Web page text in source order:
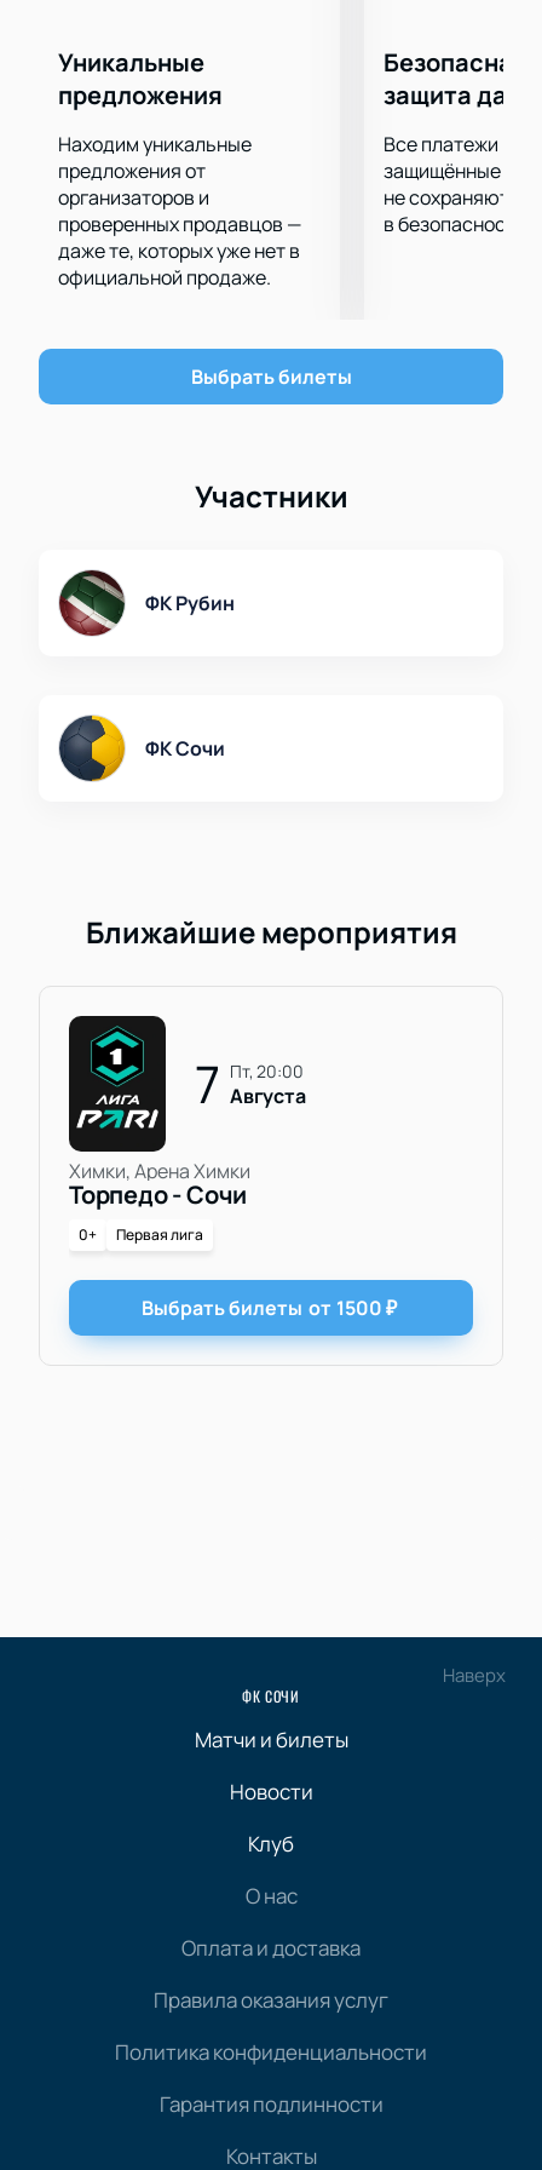
заслужил Кубок России в 2012 году, Кубок
Содружества в 2010 году, команда также выиграла
Суперкубки России в 2010 и 2012 годах.
Вы можете купить билеты на матч «Сочи» -
«Рубин» на нашем сайте. Оставьте нам заявку, в
которой укажите места и дату. После оплаты на
вашу электронную почту придут билеты и чек.
Уникальные
предложения
Находим уникальные
предложения от
организаторов и
проверенных продавцов —
даже те, которых уже нет в
официальной продаже.
Безопасная
защита
Все платежи
защищённые
не сохраняются
в безопасности.
Выбрать билеты
Участники
ФК Рубин
ФК Сочи
Ближайшие мероприятия
7 пт, 20:00
Августа
Химки, Арена Химки
Торпедо - Сочи
0+ Первая лига
Выбрать билеты от 1500₽
Наверх
ФК СОЧИ
Матчи и билеты
Новости
Клуб
О нас
Оплата и доставка
Правила оказания услуг
Политика конфиденциальности
Гарантия подлинности
Контакты